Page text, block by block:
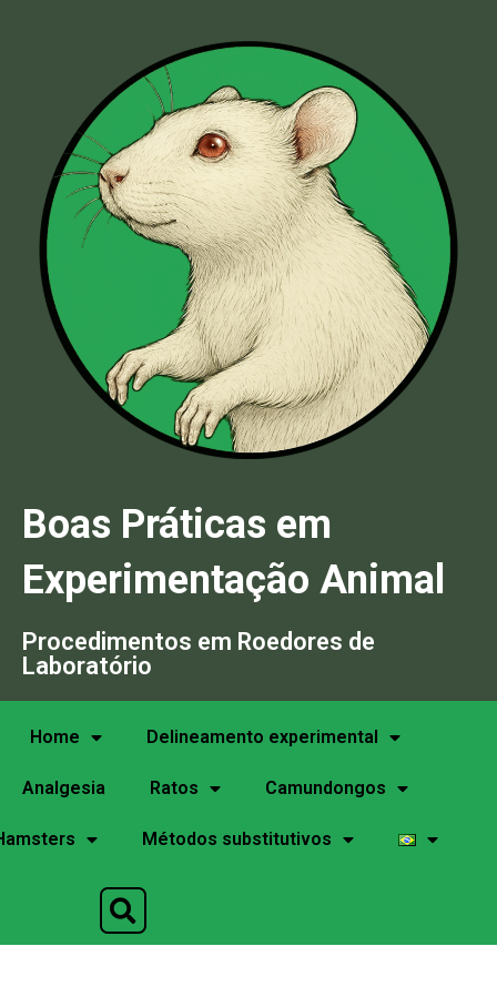
Boas Práticas em
Experimentação Animal
Procedimentos em Roedores de
Laboratório
Home Delineamento experimental
Analgesia Ratos Camundongos
Métodos substitutivos